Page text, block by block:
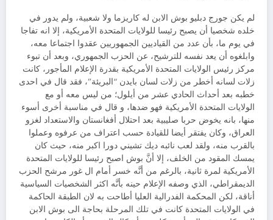
لم يكن جورج دبليو بوش الابن له كاريزما ولا شعبية، ولم يدور في
خلده شخصيا أن يصبح رئيسا للولايات المتحدة الأمريكية، إلا انه تفاجا
في يوم ما، بأن عدد من القياديين الجمهوريين عقدوا اجتماعا معه،
وابلغوه أن يعد نفسه للترشيح، عن الحزب الجمهوري، وبعد أن تبوء
مركز رئيس الولايات المتحدة الأمريكية بقدرة الإعلام المأجور، كانت
زلات لسانه أخطر من زلات لسان بايدن “البريئة”، فقد قال في احدى
خطبه بعد أحداث الحادي عشر من أيلول؛ من ليس معه أو مع
الولايات المتحدة الأمريكية فهو ضدها، و قال في مناسبة أخرى أسوء
منها، بانه يخوض حربا صليبية بعد احتلال أفغانستان والاستعداد لغزو
العراق، وكان يفتقر أيضا للقيادة حسب اعتراف من عرفوه وعملوا
بالقرب منه، ولقد لعب نائبه ديك تشيني دورا اكبر منه، حيث كان
يمسك المقود من الخلف، إلا أنَّ بوش اصبح رئيسا للولايات المتحدة
الأمريكية لمرة ثانية، بالرغم من أنَّه خسر أمام ال غور مرشح الحزب
الديمقراطي، الذي وصفه الإعلام حينه بأنَّه اكثر الشخصيات السياسية
أناقة، لكن المحكمة الفدرالية العليا أطاحت به لان الطبقة الحاكمة
في الولايات المتحدة كانت في تلك المرحلة بحاجة الى بوش الابن